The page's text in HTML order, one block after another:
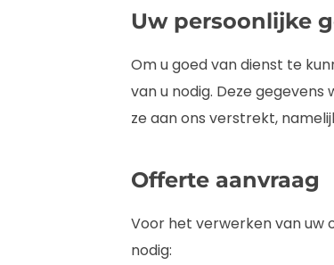
Uw persoonlijke
Om u goed van dienst te
van u nodig. Deze
ze aan ons verstrekt,
Offerte aanvraag
Voor het verwerken van uw
nodig: